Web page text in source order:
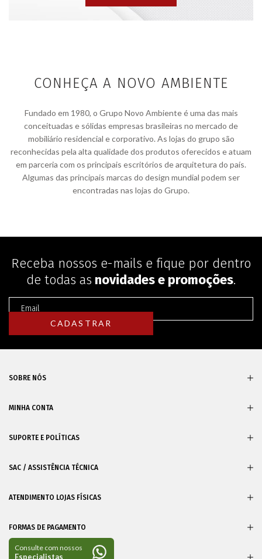
CONHEÇA A NOVO AMBIENTE
Fundado em 1980, o Grupo Novo Ambiente é uma das mais
conceituadas e sólidas empresas brasileiras no mercado de
mobiliário residencial e corporativo. As lojas do grupo são
reconhecidas pela alta qualidade dos produtos oferecidos e atuam
em parceria com os principais escritórios de arquitetura do país.
Algumas das principais marcas do design mundial podem ser
encontradas nas lojas do Grupo.
Receba nossos e-mails e fique por dentro
de todas as novidades e promoções.
SOBRE NÓS
MINHA CONTA
SUPORTE E POLÍTICAS
SAC / ASSISTÊNCIA TÉCNICA
ATENDIMENTO LOJAS FÍSICAS
FORMAS DE PAGAMENTO
CERTIFICADOS